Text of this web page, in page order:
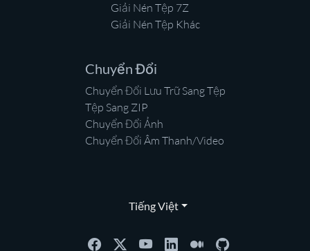
Giải Nén Tệp 7Z
Giải Nén Tệp Khác
Chuyển Đổi
Chuyển Đổi Lưu Trữ Sang Tệp
Tệp Sang ZIP
Chuyển Đổi Ảnh
Chuyển Đổi Âm Thanh/Video
Tiếng Việt